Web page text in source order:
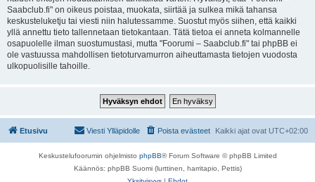
Saabclub.fi" on oikeus poistaa, muokata, siirtää ja sulkea mikä tahansa
keskusteluketju tai viesti niin halutessamme. Suostut myös siihen, että kaikki
yllä annettu tieto tallennetaan tietokantaan. Tätä tietoa ei anneta kolmannelle
osapuolelle ilman suostumustasi, mutta "Foorumi – Saabclub.fi" tai phpBB ei
ole vastuussa mahdollisen tietoturvamurron aiheuttamasta tietojen vuodosta
ulkopuolisille tahoille.
Etusivu Kaikki ajat ovat UTC+02:00
Poista evästeet
Viesti Ylläpidolle
Keskustelufoorumin ohjelmisto phpBB® Forum Software © phpBB Limited
Käännös: phpBB Suomi (lurttinen, harritapio, Pettis)